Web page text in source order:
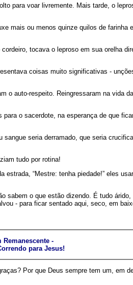
para voar livremente. Mais tarde, o
mais ou menos quinze quilos de
tocava o leproso em sua orelha
coisas muito significativas -
auto-respeito. Reingressaram na vida
o sacerdote, na esperança de que
seria derramado, que seria
tudo por rotina!
“Mestre: tenha piedade!” eles
sabem o que estão dizendo. É tudo
- para ficar sentado aqui, seco, em
-
para Jesus!
Por que Deus sempre tem um, em